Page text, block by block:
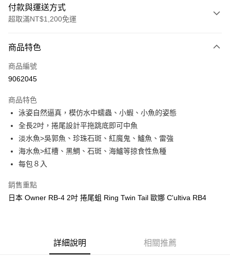
付款與運送方式
超取滿NT$1,200免運
信用卡一次付款
信用卡分期付款
合作金庫商業銀行
華南商業銀行
彰化商業銀行
上海商業儲蓄銀行
台北富邦商業銀行
國泰世華商業銀行
兆豐國際商業銀行
臺灣中小企業銀行
台中商業銀行
匯豐（台灣）商業銀行
聯邦商業銀行
元大商業銀行
台新國際商業銀行
中國信託商業銀行
超商取貨付款
Apple Pay
街口支付
悠遊付
大哥付你分期
相關說明
3.實際核准額度、可分期數及費用金額請依後續交易確認頁面所載為準。
【關於「AFTEE先享後付」】
AFTEE先享後付是「在收到商品之後才付款」的支付方式。 讓您購物簡單
商品特色
商品編號
9062045
商品特色
泳姿自然逼真，模仿水中蠕蟲、小蝦、小魚的姿態
全長2吋，捲尾設計平拖跳底即可中魚
淡水魚>吳郭魚、珍珠石斑、紅魔鬼、鱸魚、雷強
海水魚>紅槽、黑鯛、石斑、海鱸等掠食性魚種
每包８入
銷售重點
日本 Owner RB-4 2吋 捲尾蛆 Ring Twin Tail 歐娜 C'ultiva RB4
詳細說明 相關推薦